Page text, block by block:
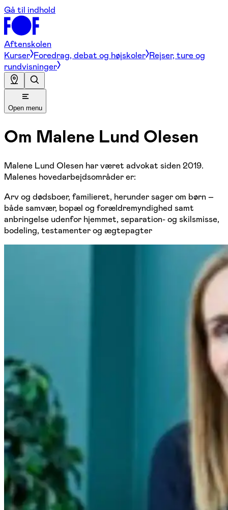
Gå til indhold
Aftenskolen
Kurser Foredrag, debat og højskoler Rejser, ture og
rundvisninger
Open menu
Om Malene Lund Olesen
Malene Lund Olesen har været advokat siden 2019.
Malenes hovedarbejdsområder er:
Arv og dødsboer, familieret, herunder sager om børn –
både samvær, bopæl og forældremyndighed samt
anbringelse udenfor hjemmet, separation- og skilsmisse,
bodeling, testamenter og ægtepagter